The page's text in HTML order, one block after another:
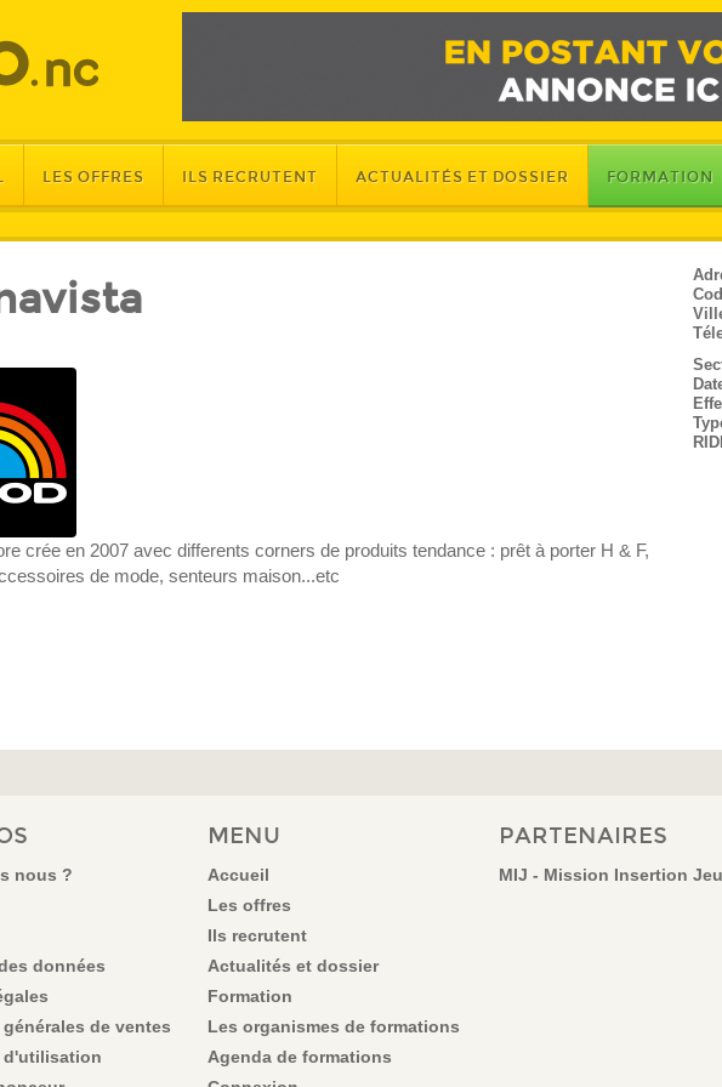
LES OFFRES ILS RECRUTENT ACTUALITÉS ET DOSSIER FORMATION
crée en 2007 avec differents corners de produits tendance : prêt à porter H & F,
de mode, senteurs maison...etc
ICI
nous ?
données
de ventes
MENU
Accueil
Les offres
Ils recrutent
Actualités et dossier
Formation
Les organismes de formations
Agenda de formations
PARTENAIRES
MIJ - Mission Insertion